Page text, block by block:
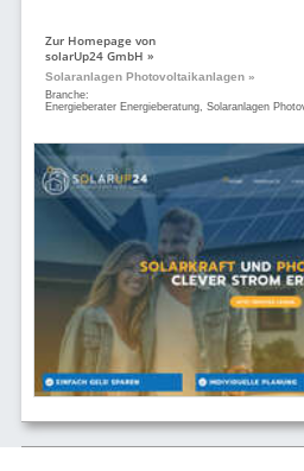
Zur Homepage von
solarUp24 GmbH »
Solaranlagen Photovoltaikanlagen »
Branche:
Energieberater Energieberatung, Solaranlagen